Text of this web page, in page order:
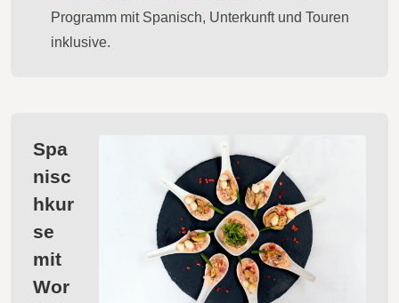
Programm mit Spanisch, Unterkunft und Touren
inklusive.
Spa
nisc
hkur
se
mit
Wor